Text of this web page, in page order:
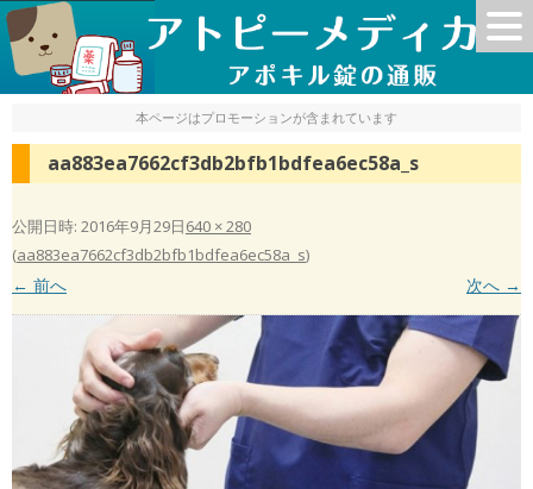
本ページはプロモーションが含まれています
aa883ea7662cf3db2bfb1bdfea6ec58a_s
公開日時: 2016年9月29日640 × 280
(aa883ea7662cf3db2bfb1bdfea6ec58a_s)
← 前へ 次へ →